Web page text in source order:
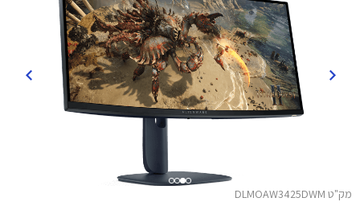
מק"ט DLMOAW3425DWM